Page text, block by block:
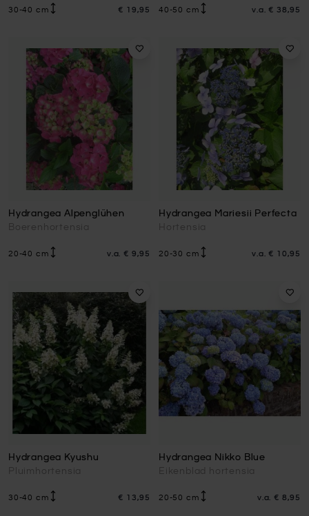
30-40 cm € 19,95 40-50 cm v.a. € 38,95
Hydrangea Alpenglühen
Boerenhortensia
20-40 cm v.a. € 9,95
Hydrangea Mariesii Perfecta
Hortensia
20-30 cm v.a. € 10,95
Hydrangea Kyushu
Pluimhortensia
30-40 cm € 13,95
Hydrangea Nikko Blue
Eikenblad hortensia
20-50 cm v.a. € 8,95